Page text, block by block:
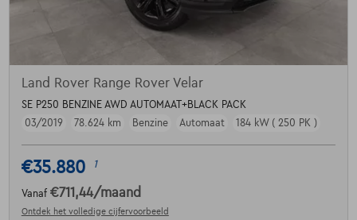
Land Rover Range Rover Velar
SE P250 BENZINE AWD AUTOMAAT+BLACK PACK
03/2019
78.624 km Benzine Automaat 184 kW ( 250 PK )
€35.880 1
Vanaf €711,44/maand
Ontdek het volledige cijfervoorbeeld